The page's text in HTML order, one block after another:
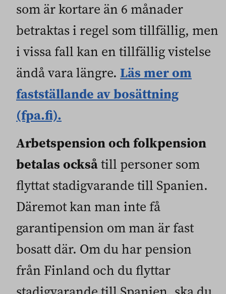
som är kortare än 6 månader
betraktas i regel som tillfällig, men
i vissa fall kan en tillfällig vistelse
ändå vara längre. Läs mer om
fastställande av bosättning
(fpa.fi).
Arbetspension och folkpension
betalas ocksåtill personer som
flyttat stadigvarande till Spanien.
Däremot kan man inte få
garantipension om man är fast
bosatt där. Om du har pension
från Finland och du flyttar